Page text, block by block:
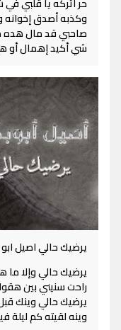
وكذبه أصدق إخوانه
صاحبي قد مال هده
شي أكيد إهمال أو
يرضيك حالي اصيل
يرضيك حالي وإلا
راحت سنيني بين
يرضيك حالي وينك
وينه لقيته كم ليلة